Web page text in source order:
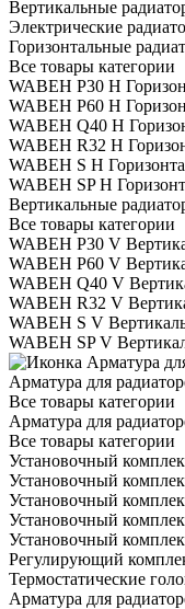
Вертикальные
Электрические
Горизонтальные
Все товары категории
WABEH P30 H
WABEH P60 H
WABEH Q40 H
WABEH R32 H
WABEH S H
WABEH SP H
Вертикальные
Все товары категории
WABEH P30 V
WABEH P60 V
WABEH Q40 V
WABEH R32 V
WABEH S V
WABEH SP V
Арматура для
Все товары категории
Арматура для
Все товары категории
Установочный
Установочный
Установочный
Установочный
Установочный
Регулирующий
Термостатические
Арматура для